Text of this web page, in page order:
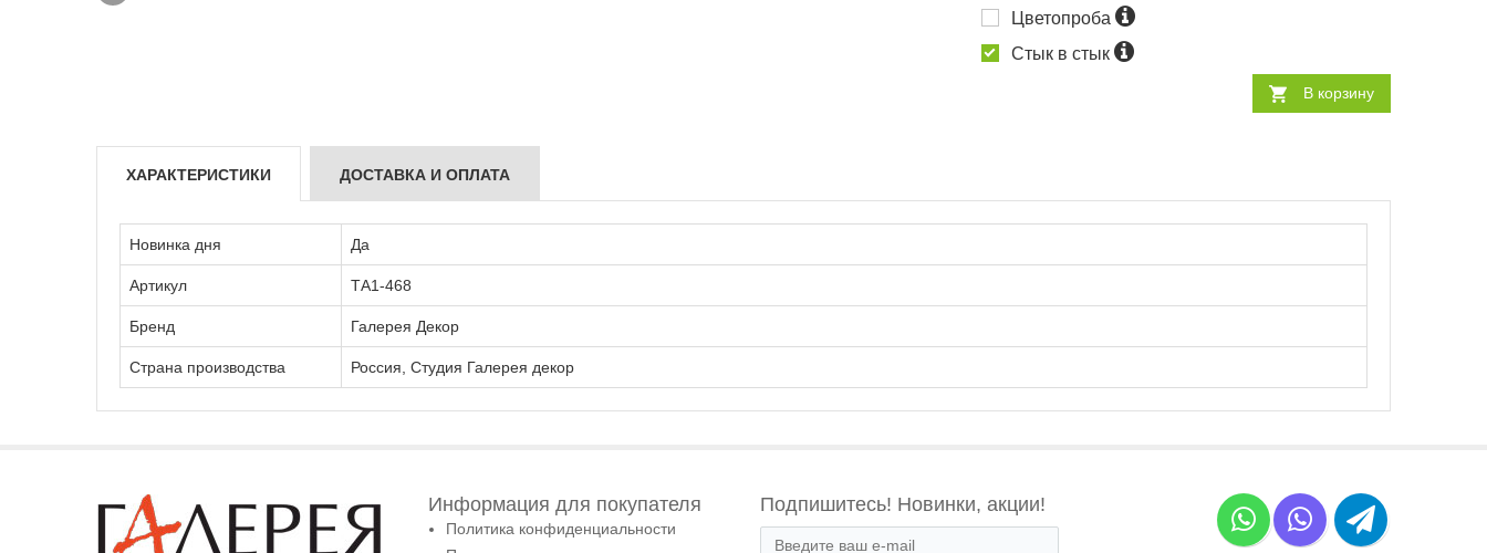
Цветопроба
Стык в стык
В корзину
ХАРАКТЕРИСТИКИ ДОСТАВКА И ОПЛАТА
Новинка дня Да
Артикул ТА1-468
Бренд Галерея Декор
Страна производства Россия, Студия Галерея декор
Информация для покупателя
Политика конфиденциальности
Подпишитесь! Новинки, акции!